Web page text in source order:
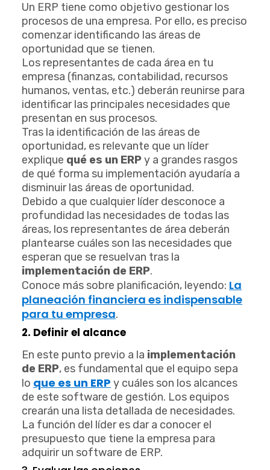
Un ERP tiene como objetivo gestionar los
procesos de una empresa. Por ello, es preciso
comenzar identificando las áreas de
oportunidad que se tienen.
Los representantes de cada área en tu
empresa (finanzas, contabilidad, recursos
humanos, ventas, etc.) deberán reunirse para
identificar las principales necesidades que
presentan en sus procesos.
Tras la identificación de las áreas de
oportunidad, es relevante que un líder
explique qué es un ERP y a grandes rasgos
de qué forma su implementación ayudaría a
disminuir las áreas de oportunidad.
Debido a que cualquier líder desconoce a
profundidad las necesidades de todas las
áreas, los representantes de área deberán
plantearse cuáles son las necesidades que
esperan que se resuelvan tras la
implementación de ERP.
Conoce más sobre planificación, leyendo: La
planeación financiera es indispensable
para tu empresa.
2. Definir el alcance
En este punto previo a la implementación
de ERP, es fundamental que el equipo sepa
lo que es un ERP y cuáles son los alcances
de este software de gestión. Los equipos
crearán una lista detallada de necesidades.
La función del líder es dar a conocer el
presupuesto que tiene la empresa para
adquirir un software de ERP.